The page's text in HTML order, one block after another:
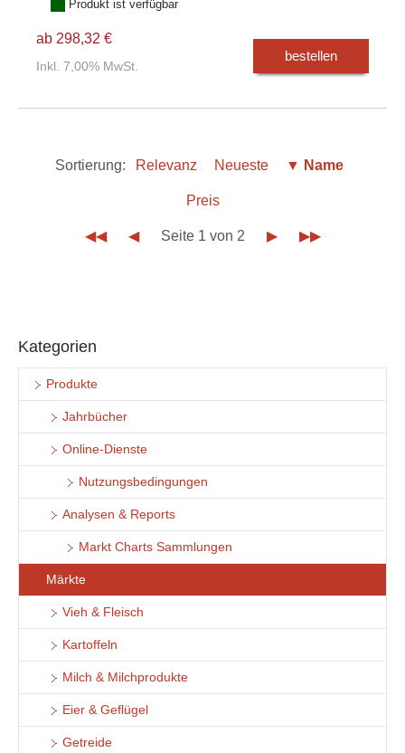
Produkt ist verfügbar
ab 298,32 €
Inkl. 7,00% MwSt.
bestellen
Sortierung: Relevanz Neueste ▼ Name
Preis
◀◀ ◀ Seite 1 von 2 ▶ ▶▶
Kategorien
Produkte
Jahrbücher
Online-Dienste
Nutzungsbedingungen
Analysen & Reports
Markt Charts Sammlungen
Märkte
Vieh & Fleisch
Kartoffeln
Milch & Milchprodukte
Eier & Geflügel
Getreide